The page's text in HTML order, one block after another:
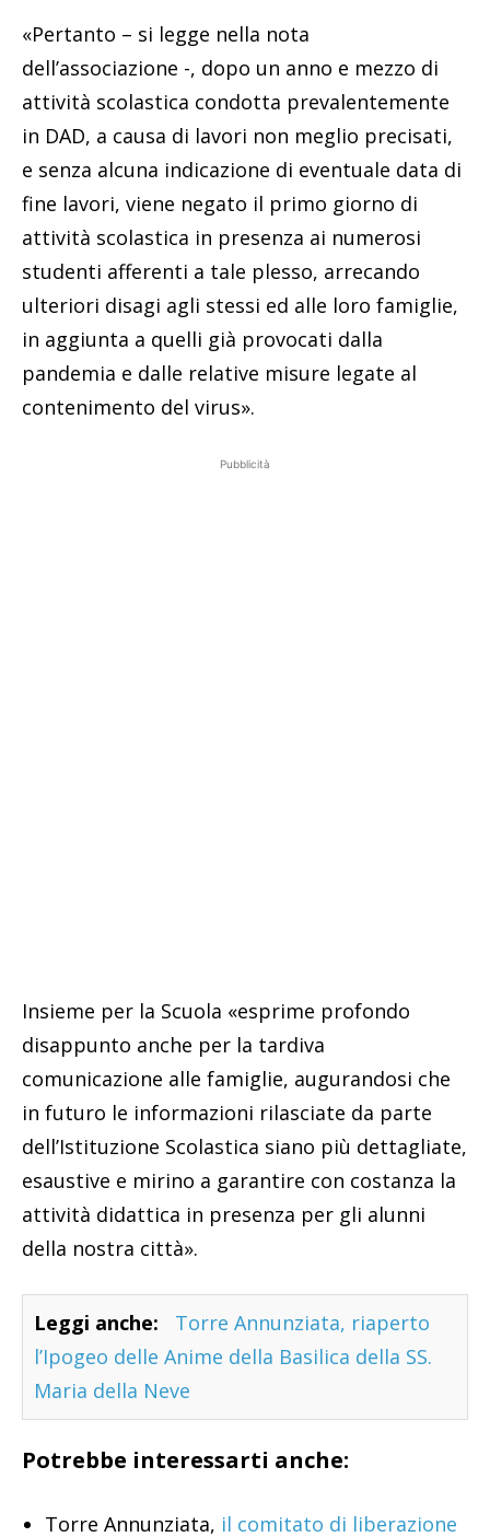
«Pertanto – si legge nella nota
dell’associazione -, dopo un anno e mezzo di
attività scolastica condotta prevalentemente
in DAD, a causa di lavori non meglio precisati,
e senza alcuna indicazione di eventuale data di
fine lavori, viene negato il primo giorno di
attività scolastica in presenza ai numerosi
studenti afferenti a tale plesso, arrecando
ulteriori disagi agli stessi ed alle loro famiglie,
in aggiunta a quelli già provocati dalla
pandemia e dalle relative misure legate al
contenimento del virus».
Pubblicità
Insieme per la Scuola «esprime profondo
disappunto anche per la tardiva
comunicazione alle famiglie, augurandosi che
in futuro le informazioni rilasciate da parte
dell’Istituzione Scolastica siano più dettagliate,
esaustive e mirino a garantire con costanza la
attività didattica in presenza per gli alunni
della nostra città».
Leggi anche:
Torre Annunziata, riaperto
l’Ipogeo delle Anime della Basilica della SS.
Maria della Neve
Potrebbe interessarti anche:
Torre Annunziata, il comitato di liberazione